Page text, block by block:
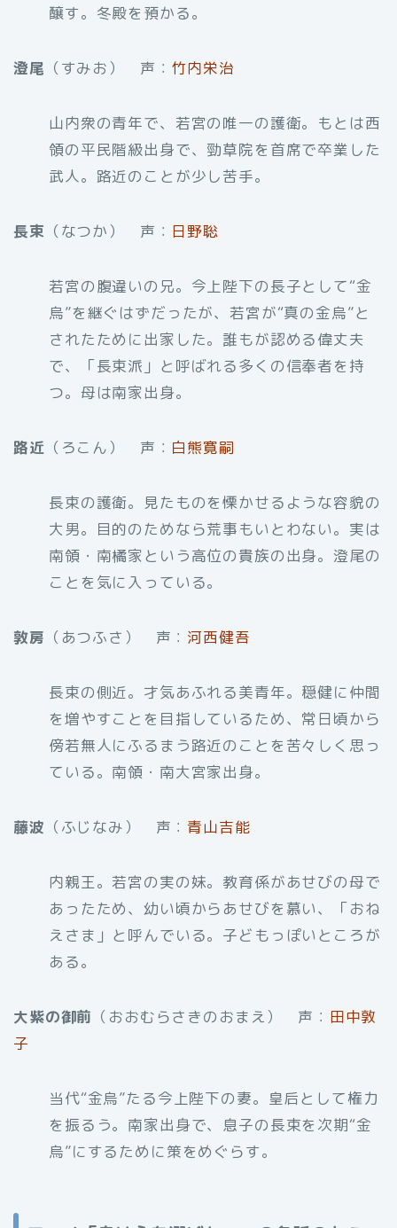
醸す。冬殿を預かる。
澄尾 （すみお） 声： 竹内栄治
山内衆の青年で、若宮の唯一の護衛。もとは西
領の平民階級出身で、勁草院を首席で卒業した
武人。路近のことが少し苦手。
長束 （なつか） 声： 日野聡
若宮の腹違いの兄。今上陛下の長子として“金
烏”を継ぐはずだったが、若宮が“真の金烏”と
されたために出家した。誰もが認める偉丈夫
で、「長束派」と呼ばれる多くの信奉者を持
つ。母は南家出身。
路近 （ろこん） 声： 白熊寛嗣
長束の護衛。見たものを慄かせるような容貌の
大男。目的のためなら荒事もいとわない。実は
南領・南橘家という高位の貴族の出身。澄尾の
ことを気に入っている。
敦房 （あつふさ） 声： 河西健吾
長束の側近。才気あふれる美青年。穏健に仲間
を増やすことを目指しているため、常日頃から
傍若無人にふるまう路近のことを苦々しく思っ
ている。南領・南大宮家出身。
藤波 （ふじなみ） 声：青山吉能
内親王。若宮の実の妹。教育係があせびの母で
あったため、幼い頃からあせびを慕い、「おね
えさま」と呼んでいる。子どもっぽいところが
ある。
大紫の御前 （おおむらさきのおまえ） 声： 田中敦
子
当代“金烏”たる今上陛下の妻。皇后として権力
を振るう。南家出身で、息子の長束を次期“金
烏”にするために策をめぐらす。